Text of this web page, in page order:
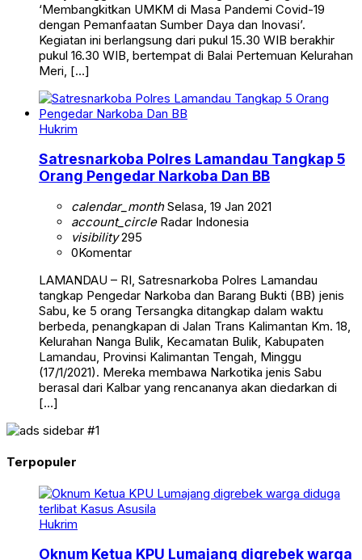
‘Membangkitkan UMKM di Masa Pandemi Covid-19
dengan Pemanfaatan Sumber Daya dan Inovasi’.
Kegiatan ini berlangsung dari pukul 15.30 WIB berakhir
pukul 16.30 WIB, bertempat di Balai Pertemuan Kelurahan
Meri, […]
Hukrim
Satresnarkoba Polres Lamandau Tangkap 5
Orang Pengedar Narkoba Dan BB
calendar_monthSelasa, 19 Jan 2021
account_circleRadar Indonesia
visibility295
0Komentar
LAMANDAU – RI, Satresnarkoba Polres Lamandau
tangkap Pengedar Narkoba dan Barang Bukti (BB) jenis
Sabu, ke 5 orang Tersangka ditangkap dalam waktu
berbeda, penangkapan di Jalan Trans Kalimantan Km. 18,
Kelurahan Nanga Bulik, Kecamatan Bulik, Kabupaten
Lamandau, Provinsi Kalimantan Tengah, Minggu
(17/1/2021). Mereka membawa Narkotika jenis Sabu
berasal dari Kalbar yang rencananya akan diedarkan di
[…]
Terpopuler
Hukrim
Oknum Ketua KPU Lumajang digrebek warga